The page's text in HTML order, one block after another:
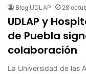
Blog UDLAP 28
UDLAP y
de Puebla
colaboración
La Universidad de las